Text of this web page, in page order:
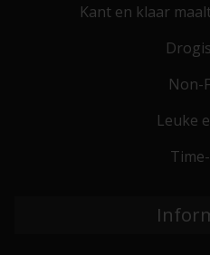
Kant en klaar
Non-
Leuke